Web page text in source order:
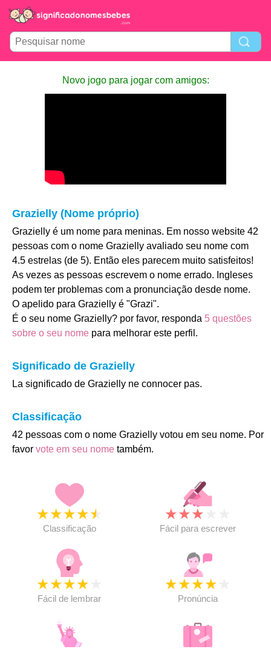
Novo jogo para jogar com amigos:
Grazielly (Nome próprio)
Grazielly é um nome para meninas. Em nosso website 42
pessoas com o nome Grazielly avaliado seu nome com
4.5 estrelas (de 5). Então eles parecem muito satisfeitos!
As vezes as pessoas escrevem o nome errado. Ingleses
podem ter problemas com a pronunciação desde nome.
O apelido para Grazielly é "Grazi".
É o seu nome Grazielly? por favor, responda 5 questões
sobre o seu nome para melhorar este perfil.
Significado de Grazielly
La significado de Grazielly ne connocer pas.
Classificação
42 pessoas com o nome Grazielly votou em seu nome. Por
favor vote em seu nome também.
★★★★★
Classificação
★★★
Fácil para escrever
★★★★
Fácil de lembrar
★★★★
Pronúncia